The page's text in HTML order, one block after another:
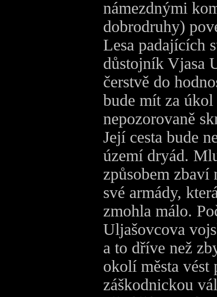
námezdnými
dobrodruhy)
Lesa padajících
důstojník Vjasa
čerstvě do
bude mít za
nepozorovaně
Její cesta bude
území dryád.
způsobem zbaví
své armády,
zmohla málo.
Uljašovcova
a to dříve než
okolí města vést
záškodnickou